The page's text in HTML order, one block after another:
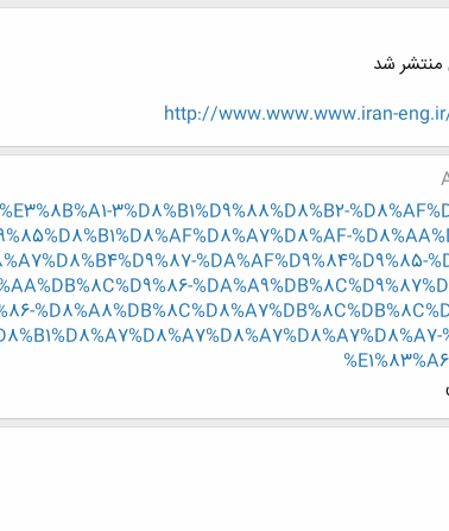
شد
http://www.www.www.iran-
3%D8%B1%D9%88%D8%B2-
%DA%AF%D9%84%D9%85-